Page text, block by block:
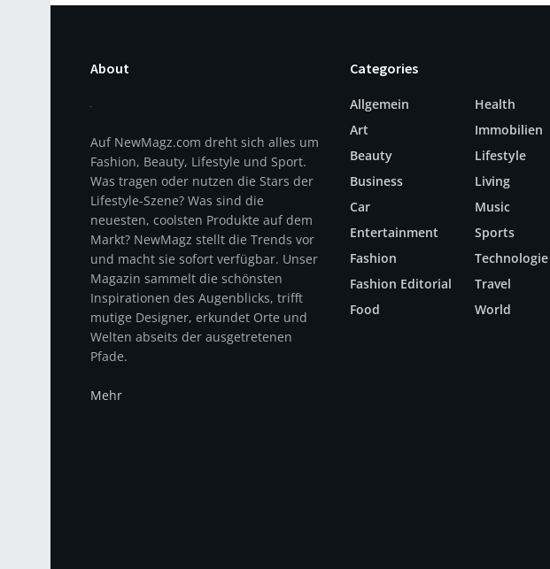
About
Auf NewMagz.com dreht sich alles um
Fashion, Beauty, Lifestyle und Sport.
Was tragen oder nutzen die Stars der
Lifestyle-Szene? Was sind die
neuesten, coolsten Produkte auf dem
Markt? NewMagz stellt die Trends vor
und macht sie sofort verfügbar. Unser
Magazin sammelt die schönsten
Inspirationen des Augenblicks, trifft
mutige Designer, erkundet Orte und
Welten abseits der ausgetretenen
Pfade.
Mehr
Categories
Allgemein
Art
Beauty
Business
Car
Entertainment
Fashion
Fashion Editorial
Food
Health
Immobilien
Lifestyle
Living
Music
Sports
Technologie
Travel
World